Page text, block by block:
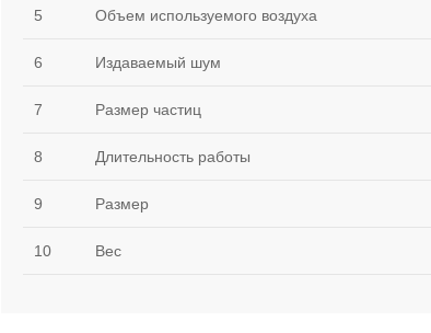
5 Объем используемого воздуха
6 Издаваемый шум
7 Размер частиц
8 Длительность работы
9 Размер
10 Вес